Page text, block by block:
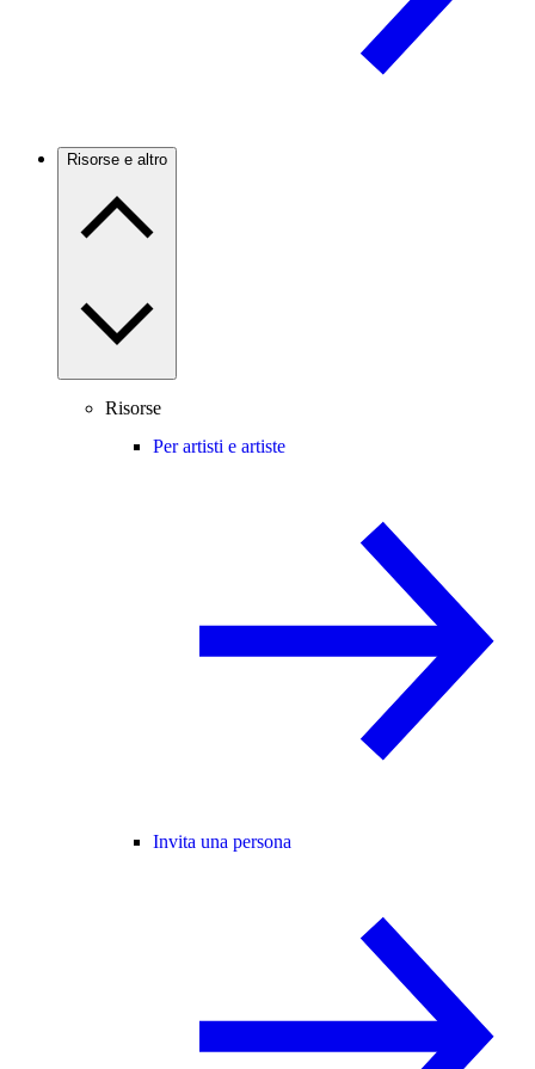
Risorse e altro
Risorse
Per artisti e artiste
Invita una persona